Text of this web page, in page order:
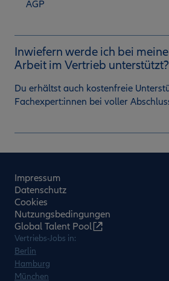
AGP
Inwiefern werde ich bei
Arbeit im Vertrieb unterstützt?
Du erhältst auch kostenfreie
Fachexpert:innen bei voller
Impressum
Datenschutz
Cookies
Nutzungsbedingungen
Global Talent Pool
Vertriebs-Jobs in:
Berlin
Hamburg
München